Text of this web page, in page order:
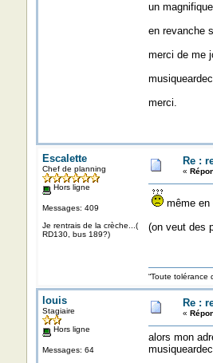
un
en revanche
merci de me
merci.
Escalette
Chef de planning
Hors ligne
Messages: 409
Je rentrais de la crèche...(
RD130, bus 189?)
Re :
«
même en
(on veut des
“Toute tolérance
louis
Stagiaire
Hors ligne
Messages: 64
Re :
«
alors mon